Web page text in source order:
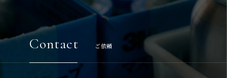
Contact ご依頼